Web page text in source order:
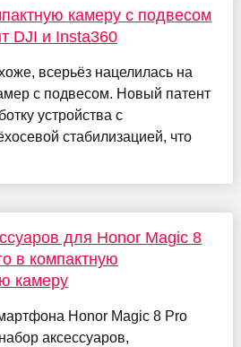
камеру с подвесом
DJI и Insta360
всерьёз нацелилась на
с подвесом. Новый патент
устройства с
стабилизацией, что
для Honor Magic 8
в компактную
камеру
Honor Magic 8 Pro
аксессуаров,